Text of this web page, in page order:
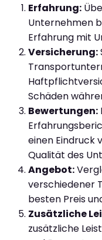
Erfahrung:
Unternehmen
Erfahrung mit
Versicherung:
Schäden
Bewertungen:
einen Eindruck
Qualität des
Angebot:
verschiedener
besten Preis
Zusätzliche
zusätzliche